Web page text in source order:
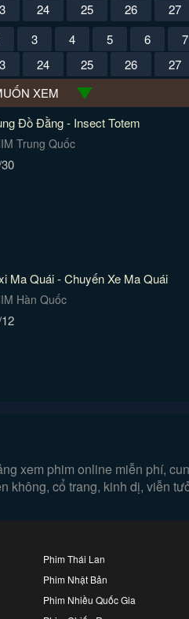
24 25 26 27
3 4 5 6 7
24 25 26 27
XEM
Đồ Đằng - Insect Totem
Trung Quốc
Ma Quái - Chuyến Xe Ma Quái
Hàn Quốc
xem phim online miễn phí,
không, cổ trang, kinh dị, viễn
Phim Thái Lan
Phim Nhật Bản
Phim Nhiều Quốc Gia